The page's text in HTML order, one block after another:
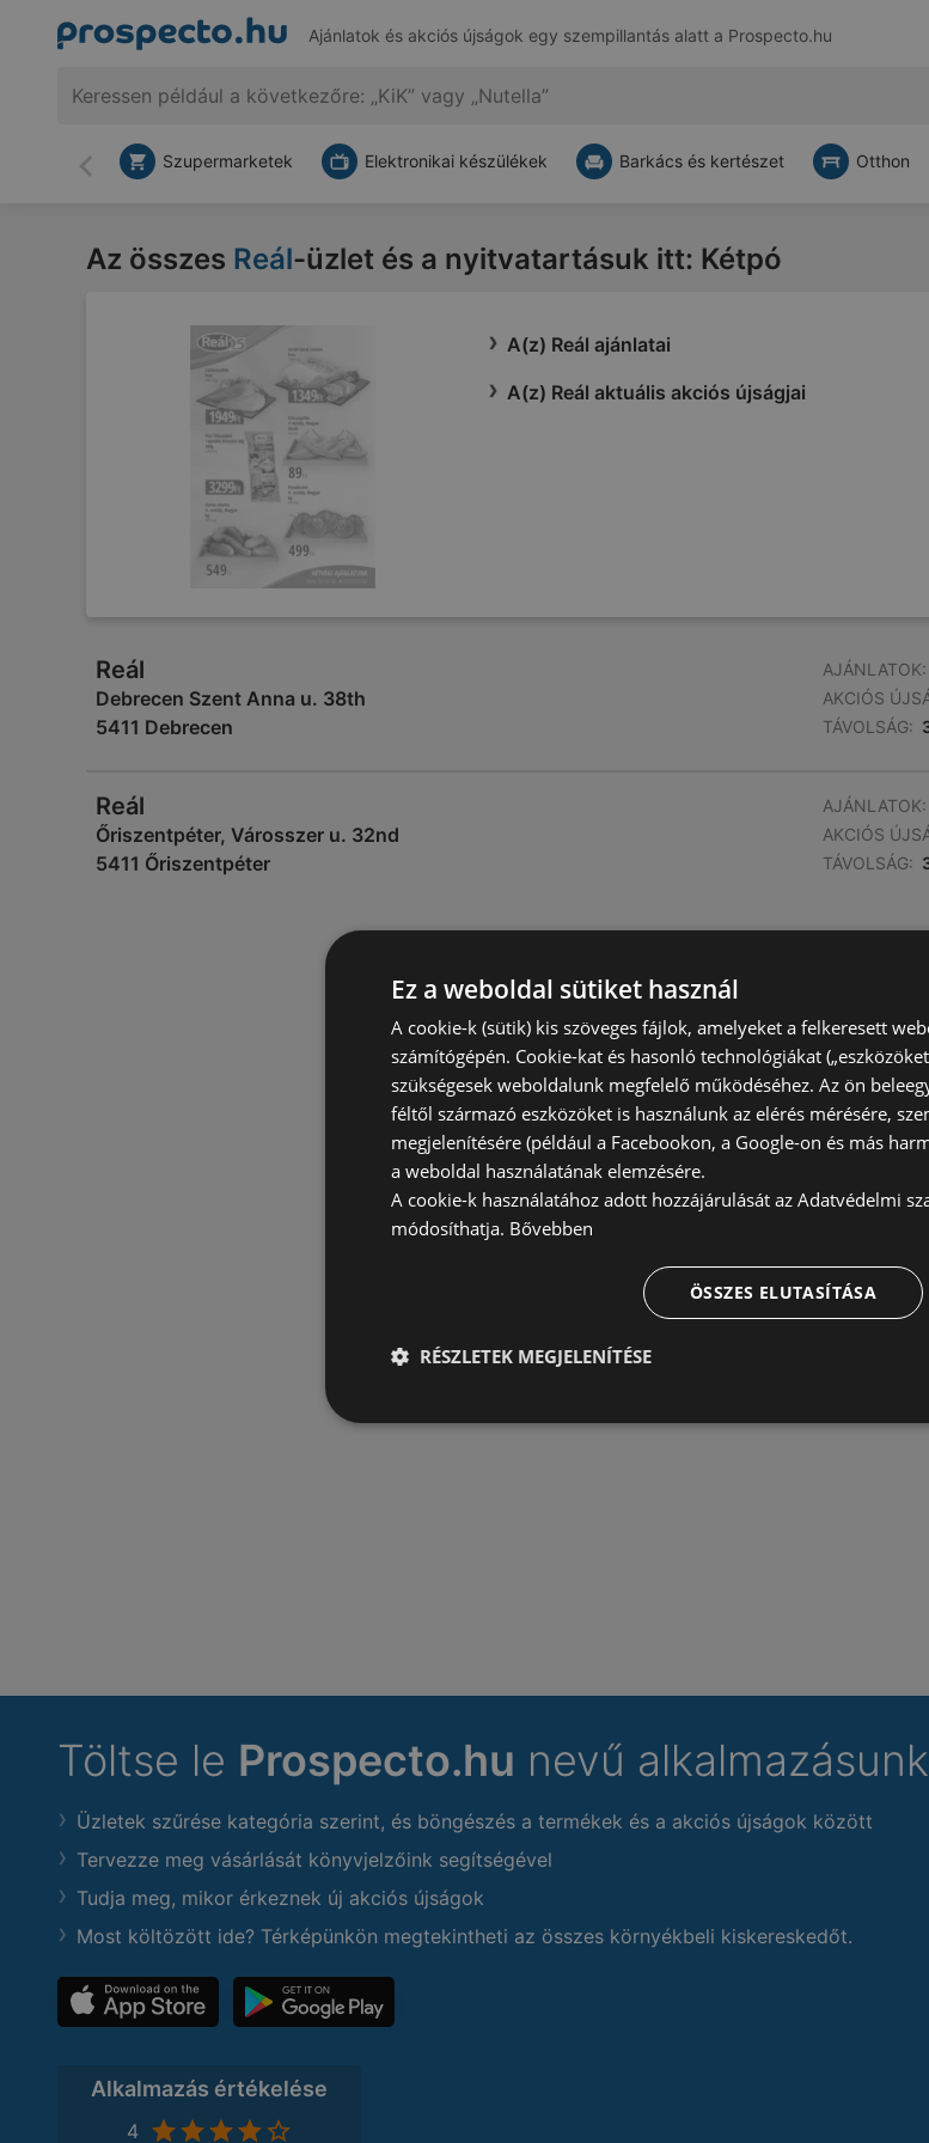
Ajánlatok és akciós újságok egy szempillantás alatt a Prospecto.hu
Vissza
Szupermarketek Elektronikai készülékek Barkács és kertészet Otthon
Az összes Reál-üzlet és a nyitvatartásuk itt: Kétpó
A(z) Reál ajánlatai
A(z) Reál aktuális akciós újságjai
Reál
Debrecen Szent Anna u. 38th
5411 Debrecen
AJÁNLATOK:
AKCIÓS
TÁVOLSÁG:
Reál
Őriszentpéter, Városszer u. 32nd
5411 Őriszentpéter
AJÁNLATOK:
AKCIÓS
TÁVOLSÁG:
Töltse le Prospecto.hu nevű
Üzletek szűrése kategória szerint, és böngészés a termékek és a akciós újságok között
Tervezze meg vásárlását könyvjelzőink segítségével
Tudja meg, mikor érkeznek új akciós újságok
Most költözött ide? Térképünkön megtekintheti az összes környékbeli kiskereskedőt.
Alkalmazás értékelése
4
Ez a weboldal sütiket használ
A cookie-k (sütik) kis szöveges fájlok, amelyeket a felkeresett
számítógépén. Cookie-kat és hasonló technológiákat
szükségesek weboldalunk megfelelő működéséhez. Az ön
féltől származó eszközöket is használunk az elérés mérésére,
megjelenítésére (például a Facebookon, a Google-on és más
a weboldal használatának elemzésére.
A cookie-k használatához adott hozzájárulását az Adatvédelmi
módosíthatja. Bővebben
ÖSSZES ELUTASÍTÁSA
RÉSZLETEK MEGJELENÍTÉSE